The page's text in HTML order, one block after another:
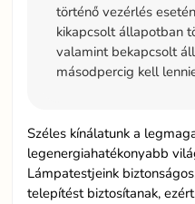
történő vezérlés
kikapcsolt állapotban
valamint bekapcsolt
másodpercig kell
Széles kínálatunk a
legenergiahatékonyabb
Lámpatestjeink
telepítést biztosítanak,